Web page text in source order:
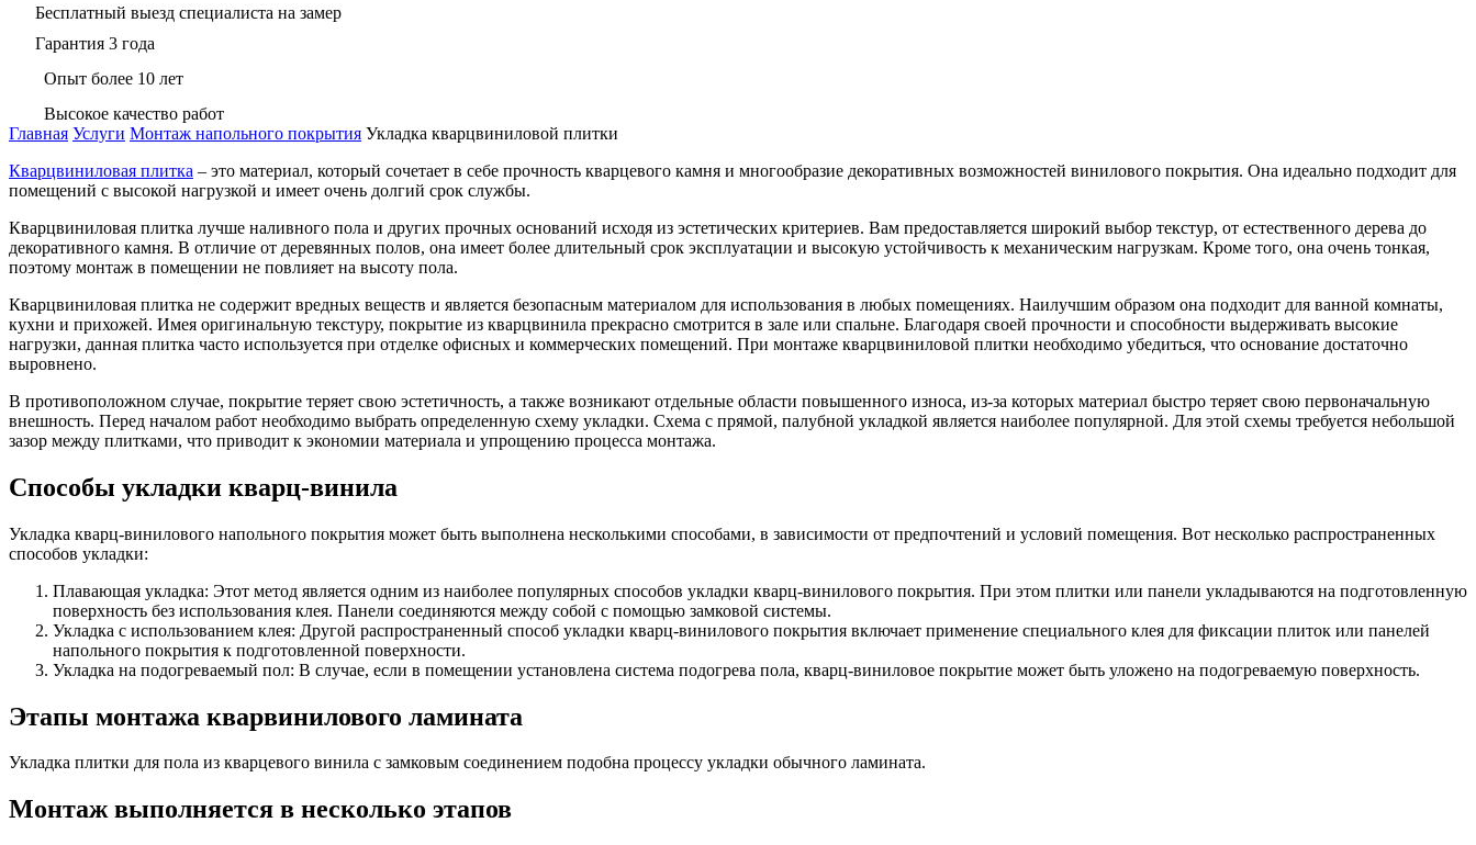
Бесплатный выезд специалиста на замер
Гарантия 3 года
Опыт более 10 лет
Высокое качество работ
Главная Услуги Монтаж напольного покрытия Укладка кварцвиниловой плитки
Кварцвиниловая плитка – это материал, который сочетает в себе прочность кварцевого камня и многообразие декоративных возможностей винилового покрытия. Она идеально подходит для
помещений с высокой нагрузкой и имеет очень долгий срок службы.
Кварцвиниловая плитка лучше наливного пола и других прочных оснований исходя из эстетических критериев. Вам предоставляется широкий выбор текстур, от естественного дерева до
декоративного камня. В отличие от деревянных полов, она имеет более длительный срок эксплуатации и высокую устойчивость к механическим нагрузкам. Кроме того, она очень тонкая,
поэтому монтаж в помещении не повлияет на высоту пола.
Кварцвиниловая плитка не содержит вредных веществ и является безопасным материалом для использования в любых помещениях. Наилучшим образом она подходит для ванной комнаты,
кухни и прихожей. Имея оригинальную текстуру, покрытие из кварцвинила прекрасно смотрится в зале или спальне. Благодаря своей прочности и способности выдерживать высокие
нагрузки, данная плитка часто используется при отделке офисных и коммерческих помещений. При монтаже кварцвиниловой плитки необходимо убедиться, что основание достаточно
выровнено.
В противоположном случае, покрытие теряет свою эстетичность, а также возникают отдельные области повышенного износа, из-за которых материал быстро теряет свою первоначальную
внешность. Перед началом работ необходимо выбрать определенную схему укладки. Схема с прямой, палубной укладкой является наиболее популярной. Для этой схемы требуется небольшой
зазор между плитками, что приводит к экономии материала и упрощению процесса монтажа.
Способы укладки кварц-винила
Укладка кварц-винилового напольного покрытия может быть выполнена несколькими способами, в зависимости от предпочтений и условий помещения. Вот несколько распространенных
способов укладки:
Плавающая укладка: Этот метод является одним из наиболее популярных способов укладки кварц-винилового покрытия. При этом плитки или панели укладываются на подготовленную
поверхность без использования клея. Панели соединяются между собой с помощью замковой системы.
Укладка с использованием клея: Другой распространенный способ укладки кварц-винилового покрытия включает применение специального клея для фиксации плиток или панелей
напольного покрытия к подготовленной поверхности.
Укладка на подогреваемый пол: В случае, если в помещении установлена система подогрева пола, кварц-виниловое покрытие может быть уложено на подогреваемую поверхность.
Этапы монтажа кварвинилового ламината
Укладка плитки для пола из кварцевого винила с замковым соединением подобна процессу укладки обычного ламината.
Монтаж выполняется в несколько этапов